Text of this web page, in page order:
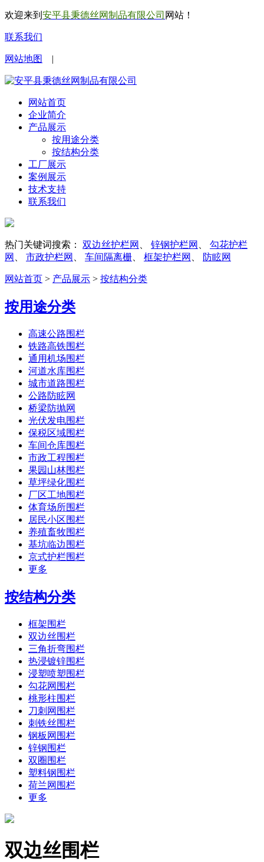
欢迎来到 安平县秉德丝网制品有限公司 网站！
联系我们
网站地图 |
网站首页
企业简介
产品展示
按用途分类
按结构分类
工厂展示
案例展示
技术支持
联系我们
热门关键词搜索： 双边丝护栏网 锌钢护栏网
勾花护栏
网
市政护栏网 车间隔离栅 框架护栏网 防眩网
网站首页 > 产品展示 > 按结构分类
按用途分类
高速公路围栏
铁路高铁围栏
通用机场围栏
河道水库围栏
城市道路围栏
公路防眩网
桥梁防抛网
光伏发电围栏
保税区域围栏
车间仓库围栏
市政工程围栏
果园山林围栏
草坪绿化围栏
厂区工地围栏
体育场所围栏
居民小区围栏
养殖畜牧围栏
基坑临边围栏
京式护栏围栏
更多
按结构分类
框架围栏
双边丝围栏
三角折弯围栏
热浸镀锌围栏
浸塑喷塑围栏
勾花网围栏
桃形柱围栏
刀刺网围栏
刺铁丝围栏
钢板网围栏
锌钢围栏
双圈围栏
塑料钢围栏
荷兰网围栏
更多
双边丝围栏